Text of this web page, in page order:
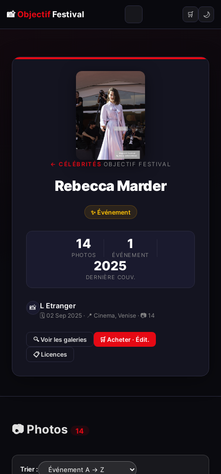
📸 ObjectifFestival 🛒 🌙
← CÉLÉBRITÉS· OBJECTIF FESTIVAL
Rebecca Marder
✨ Événement
14
PHOTOS
1
ÉVÉNEMENT
2025
DERNIÈRE COUV.
📸 L Etranger
🗓 02 Sep 2025 · 📍 Cinema, Venise · 📷 14
🔍 Voir les galeries 🛒 Acheter · Édit.
📋 Licences
📷 Photos 14
Trier :